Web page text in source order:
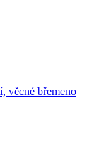
věcné břemeno